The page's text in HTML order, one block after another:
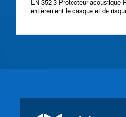
EN 352-3 Protecteur acoustique
entièrement le casque et de